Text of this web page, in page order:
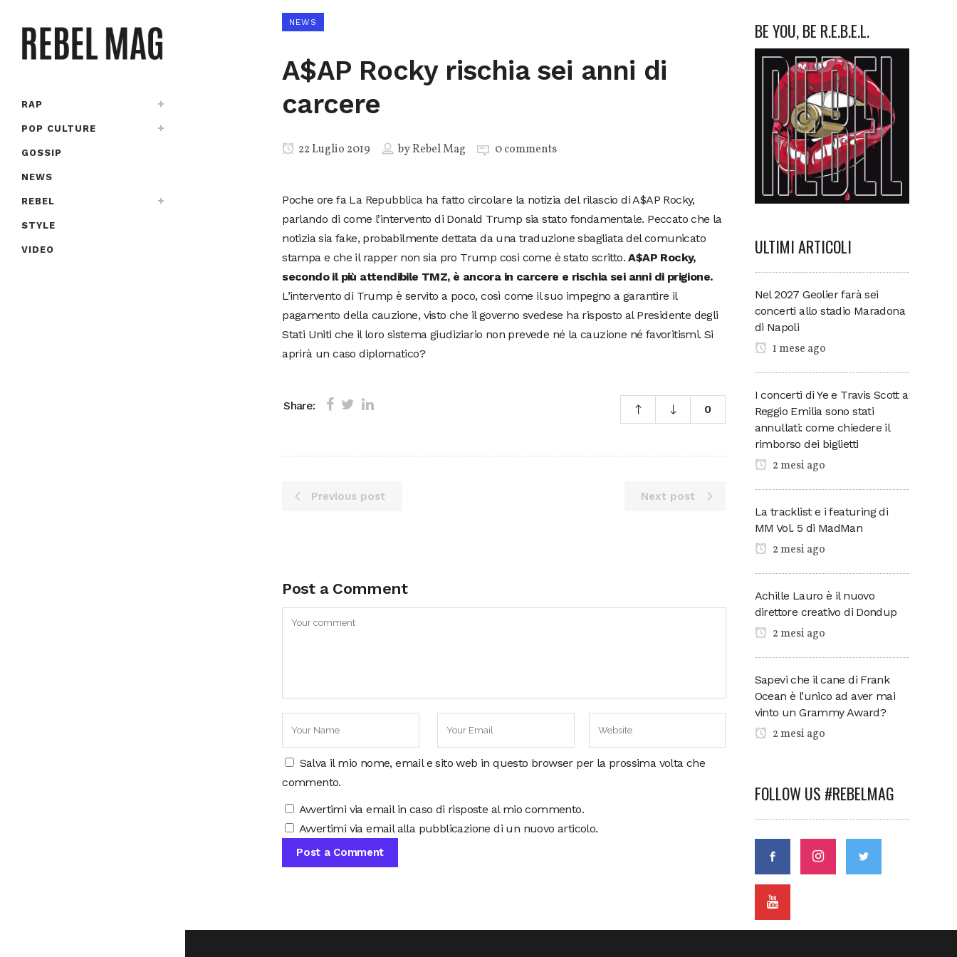
RAP
POP CULTURE
GOSSIP
NEWS
REBEL
STYLE
VIDEO
NEWS
A$AP Rocky rischia sei anni di
carcere
22 Luglio 2019 byRebel Mag 0 comments
Poche ore fa La Repubblicaha fatto circolare la notizia del rilascio di A$AP Rocky,
parlando di come l’intervento di Donald Trump sia stato fondamentale. Peccato che la
notizia sia fake, probabilmente dettata da una traduzione sbagliata del comunicato
stampa e che il rapper non sia pro Trump cosi come è stato scritto.A$AP Rocky,
secondo il più attendibile TMZ, è ancora in carcere e rischia sei anni di prigione.
L’intervento di Trump è servito a poco, così come il suo impegno a garantire il
pagamento della cauzione, visto che il governo svedese ha risposto al Presidente degli
Stati Uniti che il loro sistema giudiziario non prevede né la cauzione né favoritismi. Si
aprirà un caso diplomatico?
Share: 0
Previous post Next post
Post a Comment
Salva il mio nome, email e sito web in questo browser per la prossima volta che
commento.
Avvertimi via email in caso di risposte al mio commento.
Avvertimi via email alla pubblicazione di un nuovo articolo.
BE YOU, BE R.E.B.E.L.
ULTIMI ARTICOLI
Nel 2027 Geolier farà sei
concerti allo stadio Maradona
di Napoli
1 mese ago
I concerti di Ye e Travis Scott a
Reggio Emilia sono stati
annullati: come chiedere il
rimborso dei biglietti
2 mesi ago
La tracklist e i featuring di
MM Vol. 5 di MadMan
2 mesi ago
Achille Lauro è il nuovo
direttore creativo di Dondup
2 mesi ago
Sapevi che il cane di Frank
Ocean è l’unico ad aver mai
vinto un Grammy Award?
2 mesi ago
FOLLOW US #REBELMAG